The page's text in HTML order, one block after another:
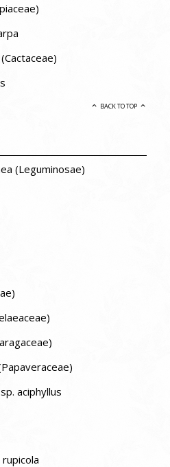
BACK TO TOP
(Leguminosae)
aciphyllus